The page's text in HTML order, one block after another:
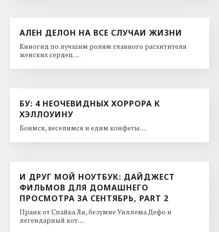
АЛЕН ДЕЛОН НА ВСЕ СЛУЧАИ ЖИЗНИ
Киногид по лучшим ролям главного расхитителя
женских сердец. ...
БУ: 4 НЕОЧЕВИДНЫХ ХОРРОРА К
ХЭЛЛОУИНУ
Боимся, веселимся и едим конфеты. ...
И ДРУГ МОЙ НОУТБУК: ДАЙДЖЕСТ
ФИЛЬМОВ ДЛЯ ДОМАШНЕГО
ПРОСМОТРА ЗА СЕНТЯБРЬ, PART 2
Пранк от Спайка Ли, безумие Уиллема Дефо и
легендарный кот. ...